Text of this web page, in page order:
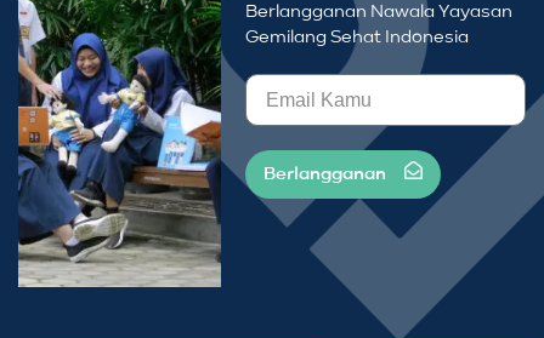
Berlangganan Nawala Yayasan
Gemilang Sehat Indonesia
Berlangganan